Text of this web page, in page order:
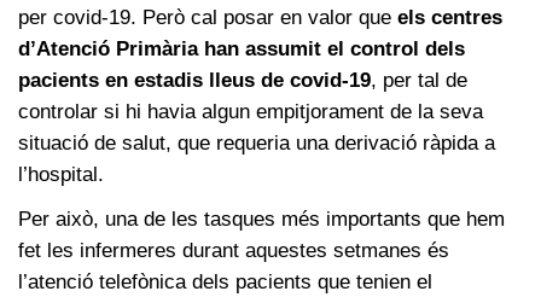
per covid-19. Però cal posar en valor que els centres
d’Atenció Primària han assumit el control dels
pacients en estadis lleus de covid-19, per tal de
controlar si hi havia algun empitjorament de la seva
situació de salut, que requeria una derivació ràpida a
l’hospital.
Per això, una de les tasques més importants que hem
fet les infermeres durant aquestes setmanes és
l’atenció telefònica dels pacients que tenien el